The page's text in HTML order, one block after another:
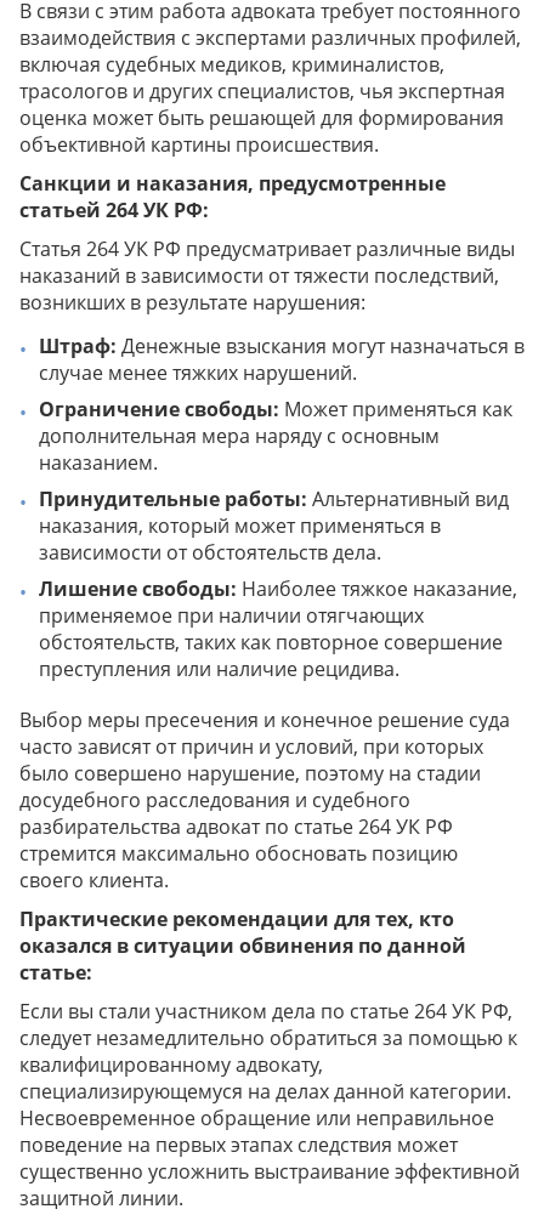
В связи с этим работа адвоката требует постоянного
взаимодействия с экспертами различных профилей,
включая судебных медиков, криминалистов,
трасологов и других специалистов, чья экспертная
оценка может быть решающей для формирования
объективной картины происшествия.
Санкции и наказания, предусмотренные
статьей 264 УК РФ:
Статья 264 УК РФ предусматривает различные виды
наказаний в зависимости от тяжести последствий,
возникших в результате нарушения:
Штраф: Денежные взыскания могут назначаться в
случае менее тяжких нарушений.
Ограничение свободы: Может применяться как
дополнительная мера наряду с основным
наказанием.
Принудительные работы: Альтернативный вид
наказания, который может применяться в
зависимости от обстоятельств дела.
Лишение свободы: Наиболее тяжкое наказание,
применяемое при наличии отягчающих
обстоятельств, таких как повторное совершение
преступления или наличие рецидива.
Выбор меры пресечения и конечное решение суда
часто зависят от причин и условий, при которых
было совершено нарушение, поэтому на стадии
досудебного расследования и судебного
разбирательства адвокат по статье 264 УК РФ
стремится максимально обосновать позицию
своего клиента.
Практические рекомендации для тех, кто
оказался в ситуации обвинения по данной
статье:
Если вы стали участником дела по статье 264 УК РФ,
следует незамедлительно обратиться за помощью к
квалифицированному адвокату,
специализирующемуся на делах данной категории.
Несвоевременное обращение или неправильное
поведение на первых этапах следствия может
существенно усложнить выстраивание эффективной
защитной линии.